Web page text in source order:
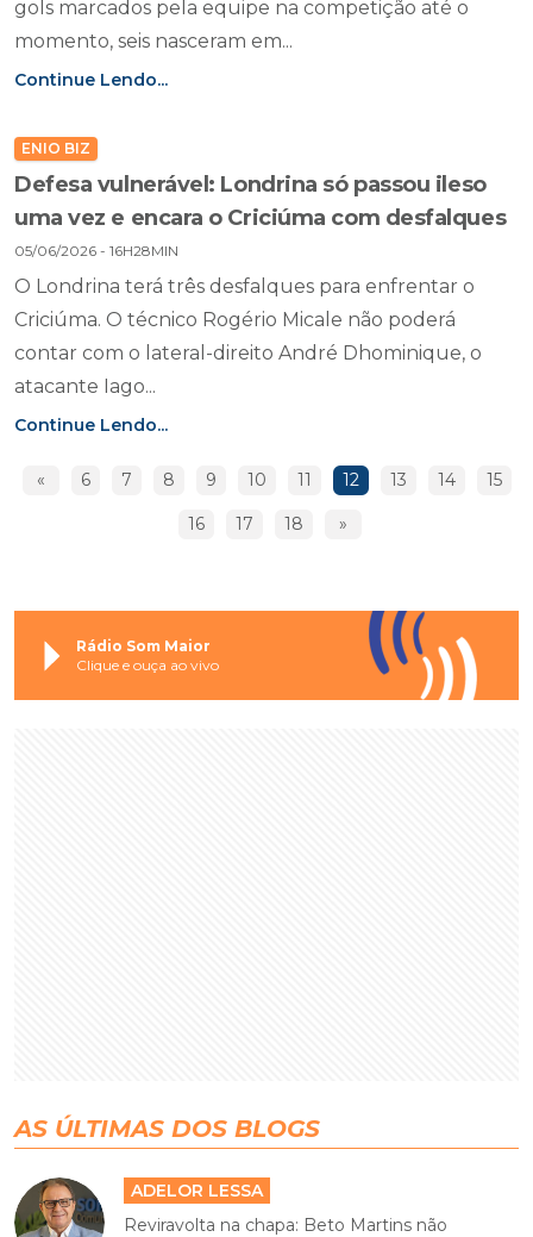
gols marcados pela equipe na competição até o
momento, seis nasceram em...
Continue Lendo...
ENIO BIZ
Defesa vulnerável: Londrina só passou ileso
uma vez e encara o Criciúma com desfalques
05/06/2026 - 16H28MIN
O Londrina terá três desfalques para enfrentar o
Criciúma. O técnico Rogério Micale não poderá
contar com o lateral-direito André Dhominique, o
atacante Iago...
Continue Lendo...
« 6 7 8 9 10 11 12 13 14 15
16 17 18 »
Rádio Som Maior
Clique e ouça ao vivo
AS ÚLTIMAS DOS BLOGS
ADELOR LESSA
Reviravolta na chapa: Beto Martins não